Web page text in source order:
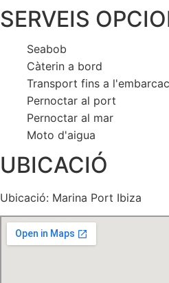
SERVEIS
Seabob
Càterin a bord
Transport fins a
Pernoctar al port
Pernoctar al mar
Moto d'aigua
UBICACIÓ
Ubicació: Marina Port Ibiza